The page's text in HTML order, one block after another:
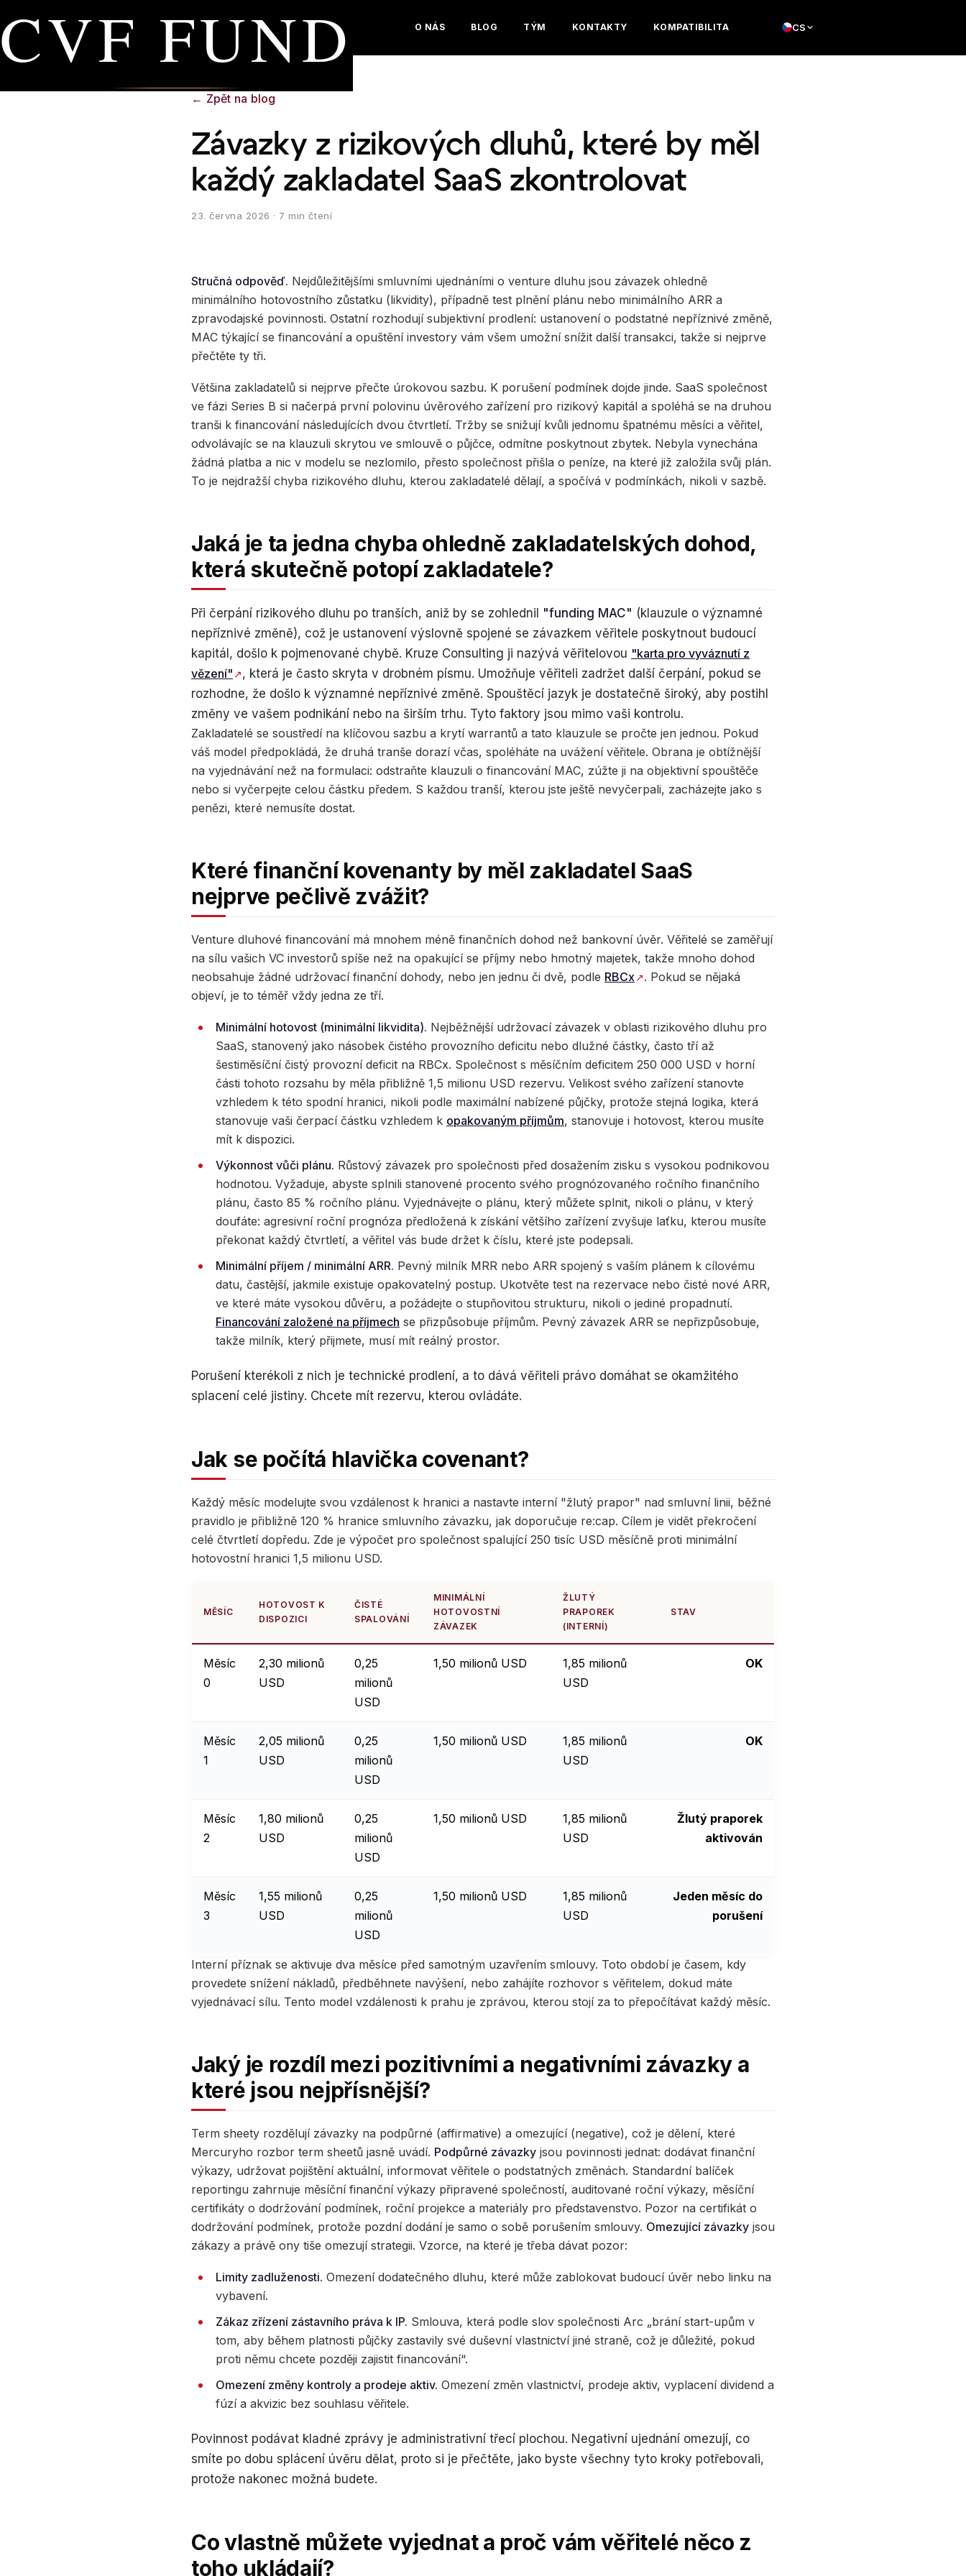
CVF FUND CS
O NÁS BLOG TÝM KONTAKTY KOMPATIBILITA
← Zpět na blog
Závazky z rizikových dluhů, které by měl
každý zakladatel SaaS zkontrolovat
23. června 2026 · 7 min čtení
Stručná odpověď. Nejdůležitějšími smluvními ujednáními o venture dluhu jsou závazek ohledně
minimálního hotovostního zůstatku (likvidity), případně test plnění plánu nebo minimálního ARR a
zpravodajské povinnosti. Ostatní rozhodují subjektivní prodlení: ustanovení o podstatné nepříznivé změně,
MAC týkající se financování a opuštění investory vám všem umožní snížit další transakci, takže si nejprve
přečtěte ty tři.
Většina zakladatelů si nejprve přečte úrokovou sazbu. K porušení podmínek dojde jinde. SaaS společnost
ve fázi Series B si načerpá první polovinu úvěrového zařízení pro rizikový kapitál a spoléhá se na druhou
tranši k financování následujících dvou čtvrtletí. Tržby se snižují kvůli jednomu špatnému měsíci a věřitel,
odvolávajíc se na klauzuli skrytou ve smlouvě o půjčce, odmítne poskytnout zbytek. Nebyla vynechána
žádná platba a nic v modelu se nezlomilo, přesto společnost přišla o peníze, na které již založila svůj plán.
To je nejdražší chyba rizikového dluhu, kterou zakladatelé dělají, a spočívá v podmínkách, nikoli v sazbě.
Jaká je ta jedna chyba ohledně zakladatelských dohod,
která skutečně potopí zakladatele?
Při čerpání rizikového dluhu po tranších, aniž by se zohlednil "funding MAC" (klauzule o významné
nepříznivé změně), což je ustanovení výslovně spojené se závazkem věřitele poskytnout budoucí
kapitál, došlo k pojmenované chybě. Kruze Consulting ji nazývá věřitelovou "karta pro vyváznutí z
vězení"
, která je často skryta v drobném písmu. Umožňuje věřiteli zadržet další čerpání, pokud se
rozhodne, že došlo k významné nepříznivé změně. Spouštěcí jazyk je dostatečně široký, aby postihl
změny ve vašem podnikání nebo na širším trhu. Tyto faktory jsou mimo vaši kontrolu.
Zakladatelé se soustředí na klíčovou sazbu a krytí warrantů a tato klauzule se pročte jen jednou. Pokud
váš model předpokládá, že druhá tranše dorazí včas, spoléháte na uvážení věřitele. Obrana je obtížnější
na vyjednávání než na formulaci: odstraňte klauzuli o financování MAC, zúžte ji na objektivní spouštěče
nebo si vyčerpejte celou částku předem. S každou tranší, kterou jste ještě nevyčerpali, zacházejte jako s
penězi, které nemusíte dostat.
Které finanční kovenanty by měl zakladatel SaaS
nejprve pečlivě zvážit?
Venture dluhové financování má mnohem méně finančních dohod než bankovní úvěr. Věřitelé se zaměřují
na sílu vašich VC investorů spíše než na opakující se příjmy nebo hmotný majetek, takže mnoho dohod
neobsahuje žádné udržovací finanční dohody, nebo jen jednu či dvě, podle RBCx
. Pokud se nějaká
objeví, je to téměř vždy jedna ze tří.
Minimální hotovost (minimální likvidita). Nejběžnější udržovací závazek v oblasti rizikového dluhu pro
SaaS, stanovený jako násobek čistého provozního deficitu nebo dlužné částky, často tří až
šestiměsíční čistý provozní deficit na RBCx. Společnost s měsíčním deficitem 250 000 USD v horní
části tohoto rozsahu by měla přibližně 1,5 milionu USD rezervu. Velikost svého zařízení stanovte
vzhledem k této spodní hranici, nikoli podle maximální nabízené půjčky, protože stejná logika, která
stanovuje vaši čerpací částku vzhledem k opakovaným příjmům, stanovuje i hotovost, kterou musíte
mít k dispozici.
Výkonnost vůči plánu. Růstový závazek pro společnosti před dosažením zisku s vysokou podnikovou
hodnotou. Vyžaduje, abyste splnili stanovené procento svého prognózovaného ročního finančního
plánu, často 85 % ročního plánu. Vyjednávejte o plánu, který můžete splnit, nikoli o plánu, v který
doufáte: agresivní roční prognóza předložená k získání většího zařízení zvyšuje laťku, kterou musíte
překonat každý čtvrtletí, a věřitel vás bude držet k číslu, které jste podepsali.
Minimální příjem / minimální ARR. Pevný milník MRR nebo ARR spojený s vaším plánem k cílovému
datu, častější, jakmile existuje opakovatelný postup. Ukotvěte test na rezervace nebo čisté nové ARR,
ve které máte vysokou důvěru, a požádejte o stupňovitou strukturu, nikoli o jediné propadnutí.
Financování založené na příjmech se přizpůsobuje příjmům. Pevný závazek ARR se nepřizpůsobuje,
takže milník, který přijmete, musí mít reálný prostor.
Porušení kterékoli z nich je technické prodlení, a to dává věřiteli právo domáhat se okamžitého
splacení celé jistiny. Chcete mít rezervu, kterou ovládáte.
Jak se počítá hlavička covenant?
Každý měsíc modelujte svou vzdálenost k hranici a nastavte interní "žlutý prapor" nad smluvní linii, běžné
pravidlo je přibližně 120 % hranice smluvního závazku, jak doporučuje re:cap. Cílem je vidět překročení
celé čtvrtletí dopředu. Zde je výpočet pro společnost spalující 250 tisíc USD měsíčně proti minimální
hotovostní hranici 1,5 milionu USD.
MĚSÍC
HOTOVOST K
DISPOZICI
ČISTÉ
SPALOVÁNÍ
MINIMÁLNÍ
HOTOVOSTNÍ
ZÁVAZEK
ŽLUTÝ
PRAPOREK
(INTERNÍ)
STAV
Měsíc
0
2,30 milionů
USD
0,25
milionů
USD
1,50 milionů USD
1,85 milionů
USD
OK
Měsíc
1
2,05 milionů
USD
0,25
milionů
USD
1,50 milionů USD
1,85 milionů
USD
OK
Měsíc
2
1,80 milionů
USD
0,25
milionů
USD
1,50 milionů USD
1,85 milionů
USD
Žlutý praporek
aktivován
Měsíc
3
1,55 milionů
USD
0,25
milionů
USD
1,50 milionů USD
1,85 milionů
USD
Jeden měsíc do
porušení
Interní příznak se aktivuje dva měsíce před samotným uzavřením smlouvy. Toto období je časem, kdy
provedete snížení nákladů, předběhnete navýšení, nebo zahájíte rozhovor s věřitelem, dokud máte
vyjednávací sílu. Tento model vzdálenosti k prahu je zprávou, kterou stojí za to přepočítávat každý měsíc.
Jaký je rozdíl mezi pozitivními a negativními závazky a
které jsou nejpřísnější?
Term sheety rozdělují závazky na podpůrné (affirmative) a omezující (negative), což je dělení, které
Mercuryho rozbor term sheetů jasně uvádí. Podpůrné závazky jsou povinnosti jednat: dodávat finanční
výkazy, udržovat pojištění aktuální, informovat věřitele o podstatných změnách. Standardní balíček
reportingu zahrnuje měsíční finanční výkazy připravené společností, auditované roční výkazy, měsíční
certifikáty o dodržování podmínek, roční projekce a materiály pro představenstvo. Pozor na certifikát o
dodržování podmínek, protože pozdní dodání je samo o sobě porušením smlouvy. Omezující závazky jsou
zákazy a právě ony tiše omezují strategii. Vzorce, na které je třeba dávat pozor:
Limity zadluženosti. Omezení dodatečného dluhu, které může zablokovat budoucí úvěr nebo linku na
vybavení.
Zákaz zřízení zástavního práva k IP. Smlouva, která podle slov společnosti Arc „brání start-upům v
tom, aby během platnosti půjčky zastavily své duševní vlastnictví jiné straně, což je důležité, pokud
proti němu chcete později zajistit financování“.
Omezení změny kontroly a prodeje aktiv. Omezení změn vlastnictví, prodeje aktiv, vyplacení dividend a
fúzí a akvizic bez souhlasu věřitele.
Povinnost podávat kladné zprávy je administrativní třecí plochou. Negativní ujednání omezují, co
smíte po dobu splácení úvěru dělat, proto si je přečtěte, jako byste všechny tyto kroky potřebovali,
protože nakonec možná budete.
Co vlastně můžete vyjednat a proč vám věřitelé něco z
toho ukládají?